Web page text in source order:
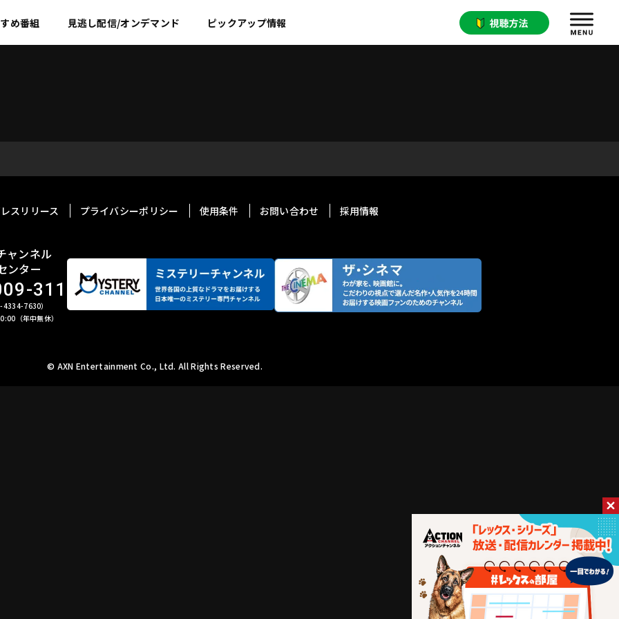
め番組 見逃し配信/オンデマンド ピックアップ情報
スリリース プライバシーポリシー 使用条件 お問い合わせ 採用情報
ャンネル
ンター
311
4334-7630）
（年中無休）
©︎ AXN Entertainment Co., Ltd. All Rights Reserved.